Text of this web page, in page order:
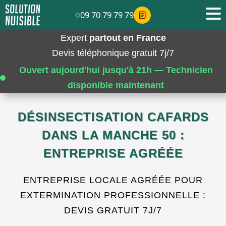
Expert partout en France
Devis téléphonique gratuit 7j/7
Ouvert aujourd'hui jusqu'à 21h — Technicien
disponible maintenant
DÉSINSECTISATION CAFARDS
DANS LA MANCHE 50 :
ENTREPRISE AGRÉÉE
ENTREPRISE LOCALE AGRÉÉE POUR
EXTERMINATION PROFESSIONNELLE :
DEVIS GRATUIT 7J/7
09 70 79 79 79